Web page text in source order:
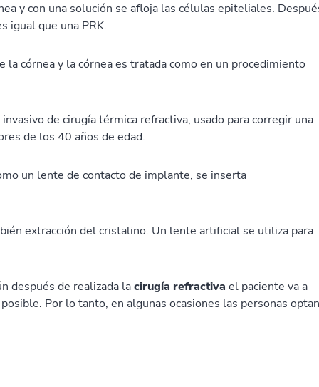
y con una solución se afloja las células epiteliales.
igual que una PRK.
córnea y la córnea es tratada como en un procedimiento
de cirugía térmica refractiva, usado para corregir una
de los 40 años de edad.
un lente de contacto de implante, se inserta
extracción del cristalino. Un lente artificial se utiliza para
después de realizada lacirugía refractiva el paciente va a
Por lo tanto, en algunas ocasiones las personas optan